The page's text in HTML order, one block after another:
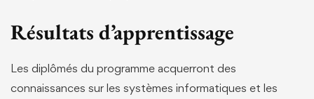
Résultats d’apprentissage
Les diplômés du programme acquerront des
connaissances sur les systèmes informatiques et les